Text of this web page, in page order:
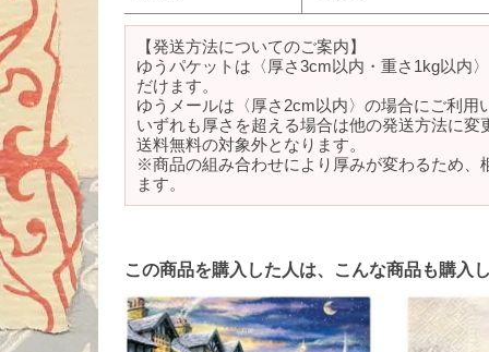
【発送方法についてのご案内】
ゆうパケットは〈厚さ3cm以内・重さ1kg以内
だけます。
ゆうメールは〈厚さ2cm以内〉の場合にご利用
いずれも厚さを超える場合は他の発送方法に変
送料無料の対象外となります。
※商品の組み合わせにより厚みが変わるため、
ます。
この商品を購入した人は、こんな商品も購入